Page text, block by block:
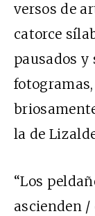
versos de
catorce
pausados y
la de
“Los
ascienden /